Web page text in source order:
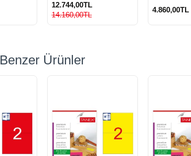
12.744,00TL
14.160,00TL
4.860,00TL
Benzer Ürünler